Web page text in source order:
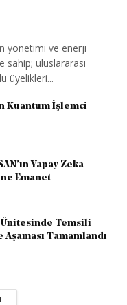
yönetimi ve enerji
sahip; uluslararası
üyelikleri...
Kuantum İşlemci
Yapay Zeka
Emanet
Ünitesinde Temsili
Tamamlandı